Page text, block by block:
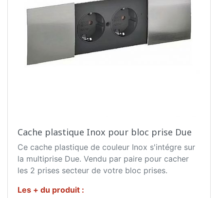
Cache plastique Inox pour bloc prise Due
Ce cache plastique de couleur Inox s'intégre sur
la multiprise Due. Vendu par paire pour cacher
les 2 prises secteur de votre bloc prises.
Les + du produit :